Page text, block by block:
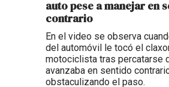
auto pese a manejar en
contrario
En el video se observa
del automóvil le tocó el
motociclista tras percatarse
avanzaba en sentido
obstaculizando el paso.